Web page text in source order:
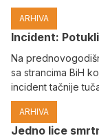
ARHIVA
Incident:
Na
sa strancima BiH
incident tačnije
ARHIVA
Јedno lice